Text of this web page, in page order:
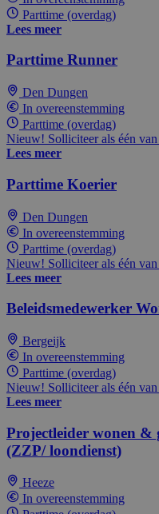
Parttime (overdag)
Lees meer
Parttime Runner
Den Dungen
In overeenstemming
Parttime (overdag)
Nieuw! Solliciteer als één van
Lees meer
Parttime Koerier
Den Dungen
In overeenstemming
Parttime (overdag)
Nieuw! Solliciteer als één van
Lees meer
Beleidsmedewerker
Bergeijk
In overeenstemming
Parttime (overdag)
Nieuw! Solliciteer als één van
Lees meer
Projectleider wonen &
(ZZP/ loondienst)
Heeze
In overeenstemming